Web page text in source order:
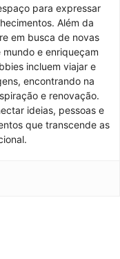
para expressar
Além da
em busca de novas
e enriqueçam
incluem viajar e
encontrando na
e renovação.
ideias, pessoas e
que transcende as